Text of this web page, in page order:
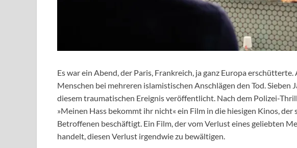
Es war ein Abend, der Paris, Frankreich, ja ganz Europa
Menschen bei mehreren islamistischen Anschlägen den Tod. Sieben
diesem traumatischen Ereignis veröffentlicht. Nach dem Polizei-
»Meinen Hass bekommt ihr nicht« ein Film in die hiesigen Kinos,
Betroffenen beschäftigt. Ein Film, der vom Verlust eines geliebten
handelt, diesen Verlust irgendwie zu bewältigen.